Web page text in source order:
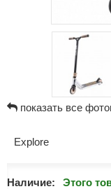
показать все
Explore
Наличие: Этого